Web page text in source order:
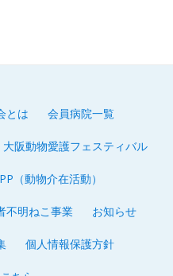
とは 会員病院一覧
大阪動物愛護フェスティバル
（動物介在活動）
不明ねこ事業 お知らせ
個人情報保護方針